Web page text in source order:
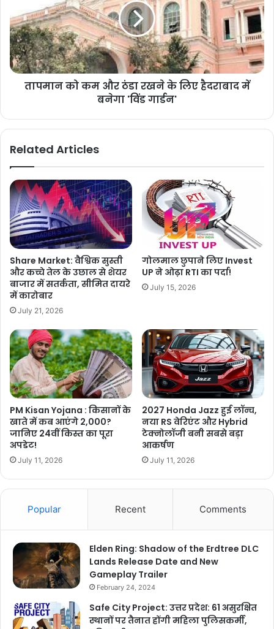
तापमान को कम और ठंडा रखने के लिए हैदराबाद में
बनेगा 'विंड गार्डन'
Related Articles
Share Market: वैश्विक सुस्ती
और कच्चे तेल के उछाल से शेयर
बाजार में सतर्कता, सीमित दायरे
में कारोबार
July 21, 2026
गोलमाल छुपाने लिए Invest
UP ने ओढ़ा RTI का पर्दा!
July 15, 2026
PM Kisan Yojana : किसानों के
खाते में कब आएंगे 2,000?
जानिए 24वीं किस्त का पूरा
अपडेट!
July 11, 2026
2027 Honda Jazz हुई लॉन्च,
नया RS वेरिएंट और Hybrid
टेक्नोलॉजी बनी सबसे बड़ा
आकर्षण
July 11, 2026
Popular Recent Comments
Elden Ring: Shadow of the Erdtree DLC
Lands Release Date and New
Gameplay Trailer
February 24, 2024
Safe City Project: उत्तर प्रदेश: 61 असुरक्षित
स्थानों पर तैनात होंगी महिला पुलिसकर्मी,